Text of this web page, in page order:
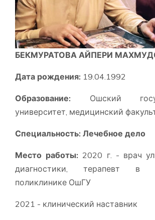
БЕКМУРАТОВА АЙПЕРИ
Дата рождения: 19.04.1992
Образование: Ошский
университет, медицинский
Специальность: Лечебное дело
Место работы: 2020 г. - врач
диагностики, терапевт в
поликлинике ОшГУ
2021 - клинический наставник